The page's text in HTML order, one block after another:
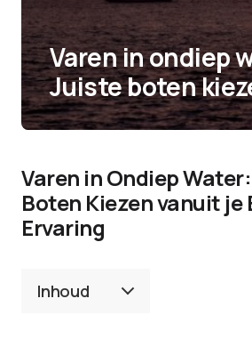
Varen in ondiep
Juiste boten
Varen in Ondiep
Boten Kiezen vanuit je
Ervaring
Inhoud